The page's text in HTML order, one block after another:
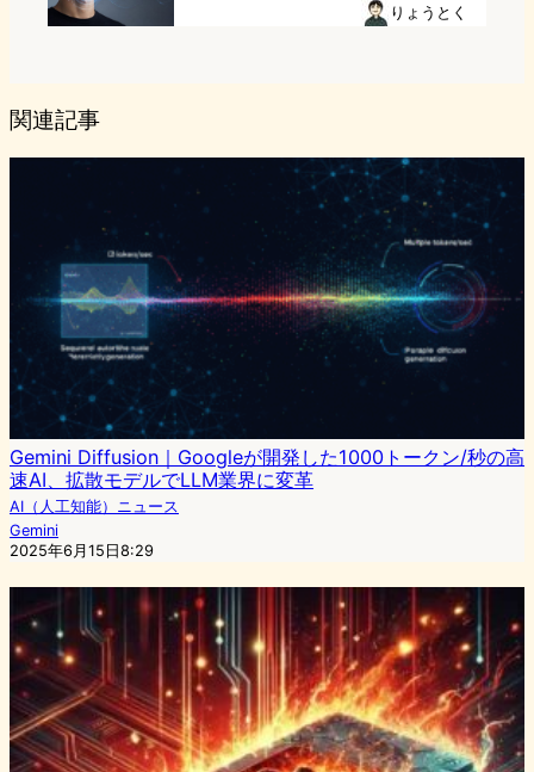
りょうとく
関連記事
Gemini Diffusion｜Googleが開発した1000トークン/秒の高
速AI、拡散モデルでLLM業界に変革
AI（人工知能）ニュース
Gemini
2025年6月15日8:29